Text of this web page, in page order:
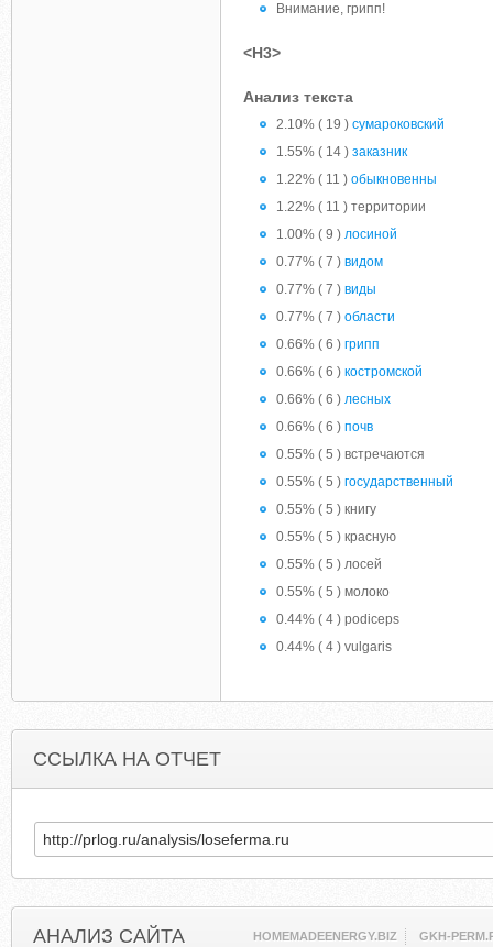
Внимание, грипп!
<H3>
Анализ текста
2.10% ( 19 ) сумароковский
1.55% ( 14 ) заказник
1.22% ( 11 ) обыкновенны
1.22% ( 11 ) территории
1.00% ( 9 ) лосиной
0.77% ( 7 ) видом
0.77% ( 7 ) виды
0.77% ( 7 ) области
0.66% ( 6 ) грипп
0.66% ( 6 ) костромской
0.66% ( 6 ) лесных
0.66% ( 6 ) почв
0.55% ( 5 ) встречаются
0.55% ( 5 ) государственный
0.55% ( 5 ) книгу
0.55% ( 5 ) красную
0.55% ( 5 ) лосей
0.55% ( 5 ) молоко
0.44% ( 4 ) podiceps
0.44% ( 4 ) vulgaris
ССЫЛКА НА ОТЧЕТ
АНАЛИЗ САЙТА HOMEMADEENERGY.BIZ GKH-